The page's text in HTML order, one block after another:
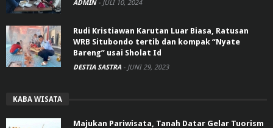
ADMIN - JULI 10, 2024
Rudi Kristiawan Karutan Luar Biasa, Ratusan
WRB Situbondo tertib dan kompak “Nyate
Bareng” usai Sholat Id
DESTIA SASTRA - JUNI 29, 2023
KABA WISATA
Majukan Pariwisata, Tanah Datar Gelar Tuorism